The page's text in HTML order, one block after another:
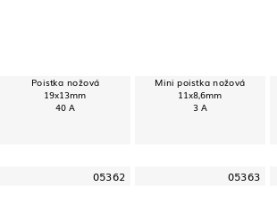
Poistka nožová
19x13mm
40 A
Mini poistka nožová
11x8,6mm
3 A
05362 05363